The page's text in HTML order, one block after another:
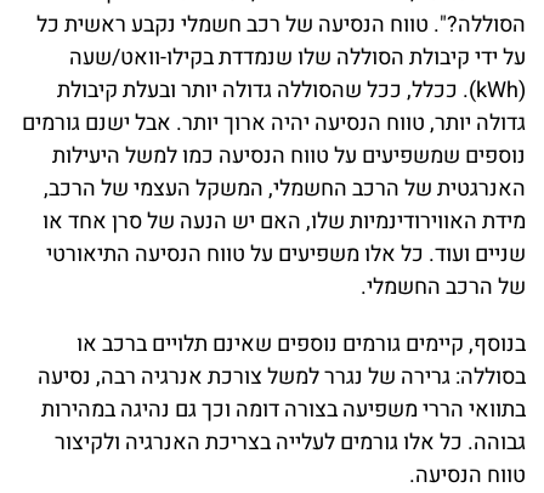
הסוללה?". טווח הנסיעה של רכב חשמלי נקבע ראשית כל
על ידי קיבולת הסוללה שלו שנמדדת בקילו-וואט/שעה
(kWh). ככלל, ככל שהסוללה גדולה יותר ובעלת קיבולת
גדולה יותר, טווח הנסיעה יהיה ארוך יותר. אבל ישנם גורמים
נוספים שמשפיעים על טווח הנסיעה כמו למשל היעילות
האנרגטית של הרכב החשמלי, המשקל העצמי של הרכב,
מידת האווירודינמיות שלו, האם יש הנעה של סרן אחד או
שניים ועוד. כל אלו משפיעים על טווח הנסיעה התיאורטי
של הרכב החשמלי.
בנוסף, קיימים גורמים נוספים שאינם תלויים ברכב או
בסוללה: גרירה של נגרר למשל צורכת אנרגיה רבה, נסיעה
בתוואי הררי משפיעה בצורה דומה וכך גם נהיגה במהירות
גבוהה. כל אלו גורמים לעלייה בצריכת האנרגיה ולקיצור
טווח הנסיעה.